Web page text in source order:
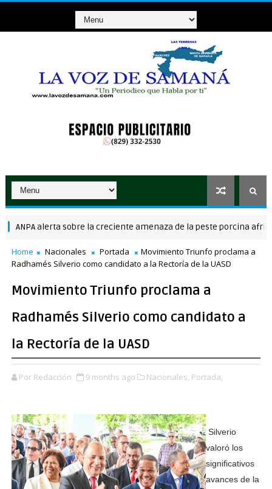
alerta sobre la creciente amenaza de la peste porcina africana
Home Nacionales Portada
Movimiento Triunfo proclama a
Radhamés Silverio como candidato a la Rectoría de la UASD
Movimiento Triunfo proclama a
Radhamés Silverio como candidato a
la Rectoría de la UASD
Por Redacción 9 months ago Nacionales, Portada,
Silverio
valoró los
significativos
avances de la